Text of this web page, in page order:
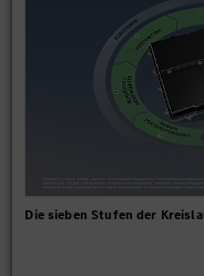
Die sieben Stufen der